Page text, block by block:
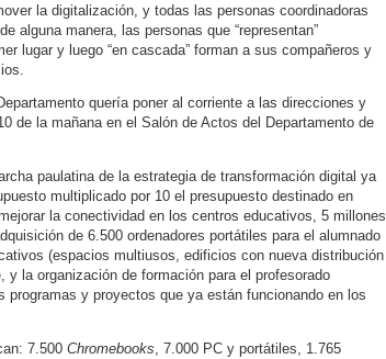
la digitalización, y todas las personas coordinadoras
alguna manera, las personas que “representan”
lugar y luego “en cascada” forman a sus compañeros y
quería poner al corriente a las direcciones y
de la mañana en el Salón de Actos del Departamento de
paulatina de la estrategia de transformación digital ya
multiplicado por 10 el presupuesto destinado en
la conectividad en los centros educativos, 5 millones
de 6.500 ordenadores portátiles para el alumnado
(espacios multiusos, edificios con nueva distribución
la organización de formación para el profesorado
y proyectos que ya están funcionando en los
7.500Chromebooks, 7.000 PC y portátiles, 1.765